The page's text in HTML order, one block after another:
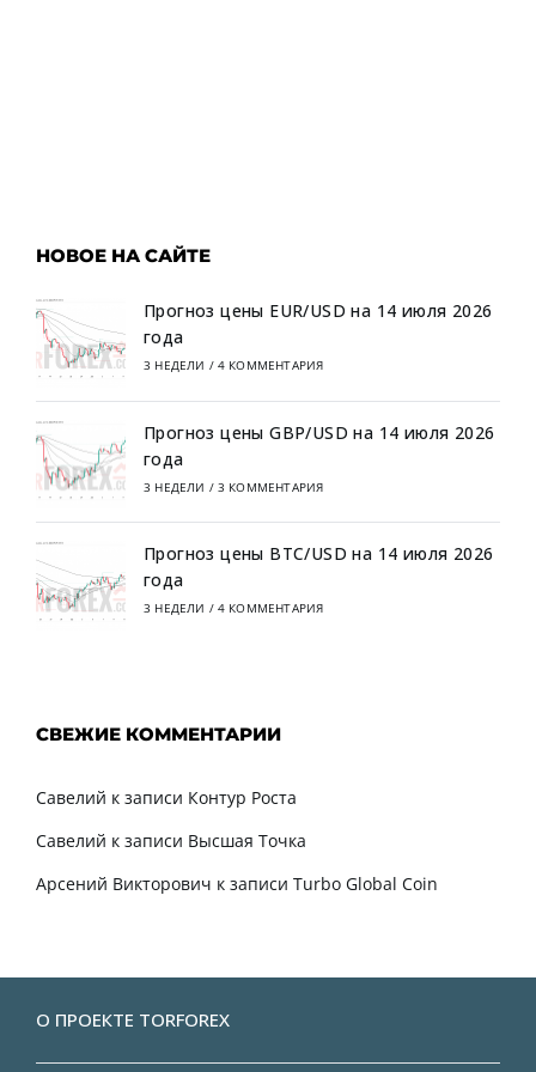
НОВОЕ НА САЙТЕ
Прогноз цены EUR/USD на 14 июля 2026
года
3 НЕДЕЛИ / 4 КОММЕНТАРИЯ
Прогноз цены GBP/USD на 14 июля 2026
года
3 НЕДЕЛИ / 3 КОММЕНТАРИЯ
Прогноз цены BTC/USD на 14 июля 2026
года
3 НЕДЕЛИ / 4 КОММЕНТАРИЯ
СВЕЖИЕ КОММЕНТАРИИ
Савелий к записи Контур Роста
Савелий к записи Высшая Точка
Арсений Викторович к записи Turbo Global Coin
О ПРОЕКТЕ TORFOREX